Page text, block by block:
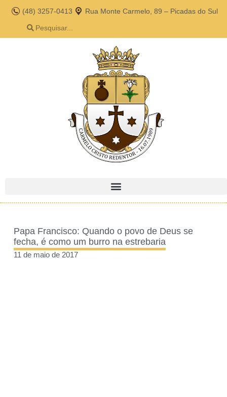
(48) 3257-0413 Rua Monte Carmelo, 89 – Picadas do Sul
Papa Francisco: Quando o povo de Deus se
fecha, é como um burro na estrebaria
11 de maio de 2017